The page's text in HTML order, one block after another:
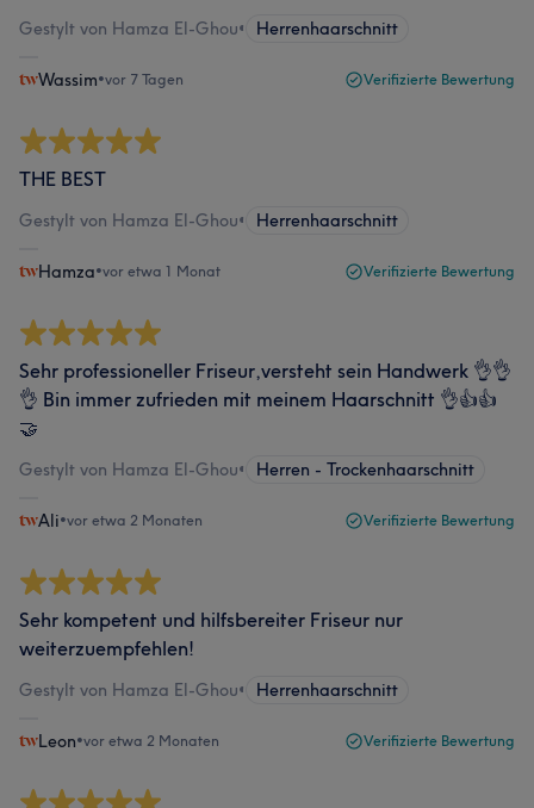
Gestylt von Hamza El-Ghou• Herrenhaarschnitt
Wassim•vor 7 Tagen Verifizierte Bewertung
THE BEST
Gestylt von Hamza El-Ghou• Herrenhaarschnitt
Hamza•vor etwa 1 Monat Verifizierte Bewertung
Sehr professioneller Friseur,versteht sein Handwerk 👌👌
👌 Bin immer zufrieden mit meinem Haarschnitt 👌👍👍
🤝
Gestylt von Hamza El-Ghou• Herren - Trockenhaarschnitt
Ali•vor etwa 2 Monaten Verifizierte Bewertung
Sehr kompetent und hilfsbereiter Friseur nur
weiterzuempfehlen!
Gestylt von Hamza El-Ghou• Herrenhaarschnitt
Leon•vor etwa 2 Monaten Verifizierte Bewertung